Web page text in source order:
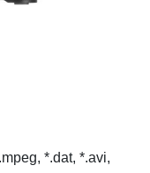
*.dat, *.avi,